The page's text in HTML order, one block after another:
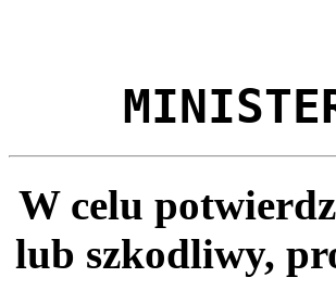
W celu
lub szkodliwy,